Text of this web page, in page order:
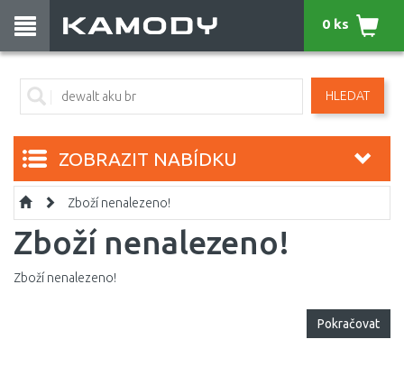
HLEDAT
0 ks
ZOBRAZIT NABÍDKU
Zboží nenalezeno!
Zboží nenalezeno!
Zboží nenalezeno!
Pokračovat